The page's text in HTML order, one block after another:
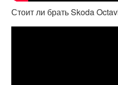
Стоит ли брать Skoda